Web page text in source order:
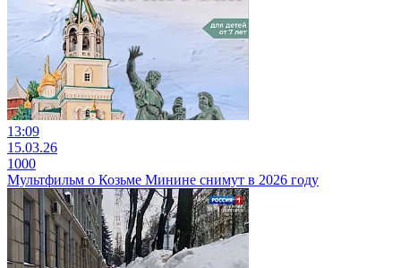
13:09
15.03.26
1000
Мультфильм о Козьме Минине снимут в 2026 году